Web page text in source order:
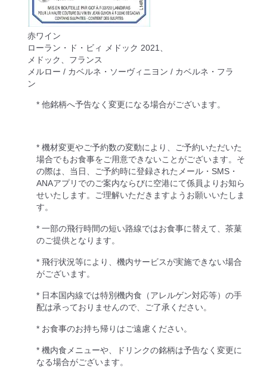
赤ワイン
ローラン・ド・ビィ メドック 2021、
メドック、フランス
メルロー / カベルネ・ソーヴィニヨン / カベルネ・フラ
ン
* 他銘柄へ予告なく変更になる場合がございます。
* 機材変更やご予約数の変動により、ご予約いただいた
場合でもお食事をご用意できないことがございます。そ
の際は、当日、ご予約時に登録されたメール・SMS・
ANAアプリでのご案内ならびに空港にて係員よりお知ら
せいたします。ご理解いただきますようお願いいたしま
す。
* 一部の飛行時間の短い路線ではお食事に替えて、茶菓
のご提供となります。
* 飛行状況等により、機内サービスが実施できない場合
がございます。
* 日本国内線では特別機内食（アレルゲン対応等）の手
配は承っておりませんので、ご了承ください。
* お食事のお持ち帰りはご遠慮ください。
* 機内食メニューや、ドリンクの銘柄は予告なく変更に
なる場合がございます。